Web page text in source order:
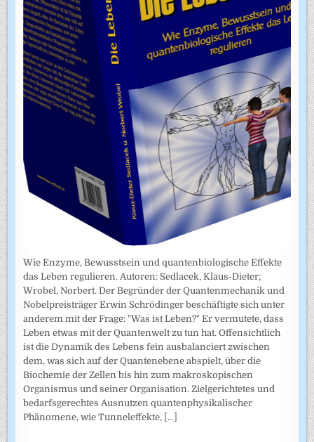
Wie Enzyme, Bewusstsein und quantenbiologische Effekte
das Leben regulieren. Autoren: Sedlacek, Klaus-Dieter;
Wrobel, Norbert. Der Begründer der Quantenmechanik und
Nobelpreisträger Erwin Schrödinger beschäftigte sich unter
anderem mit der Frage: "Was ist Leben?" Er vermutete, dass
Leben etwas mit der Quantenwelt zu tun hat. Offensichtlich
ist die Dynamik des Lebens fein ausbalanciert zwischen
dem, was sich auf der Quantenebene abspielt, über die
Biochemie der Zellen bis hin zum makroskopischen
Organismus und seiner Organisation. Zielgerichtetes und
bedarfsgerechtes Ausnutzen quantenphysikalischer
Phänomene, wie Tunneleffekte, [...]